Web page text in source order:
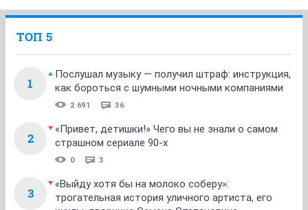
ТОП 5
1
Послушал музыку — получил штраф: инструкция,
как бороться с шумными ночными компаниями
2 691 36
2
«Привет, детишки!» Чего вы не знали о самом
страшном сериале 90-х
0 3
3
«Выйду хотя бы на молоко соберу»:
трогательная история уличного артиста, его